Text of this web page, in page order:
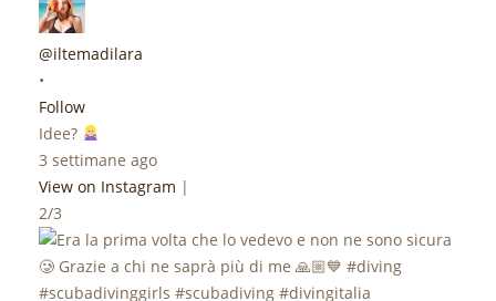
@iltemadilara
•
Follow
Idee?
3 settimane ago
View on Instagram |
2/3